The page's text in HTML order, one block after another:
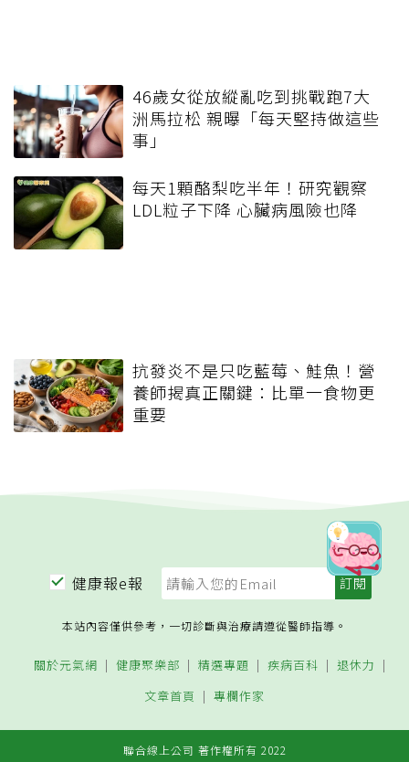
46歲女從放縱亂吃到挑戰跑7大
洲馬拉松 親曝「每天堅持做這些
事」
每天1顆酪梨吃半年！研究觀察
LDL粒子下降 心臟病風險也降
抗發炎不是只吃藍莓、鮭魚！營
養師揭真正關鍵：比單一食物更
重要
健康報e報
本站內容僅供參考，一切診斷與治療請遵從醫師指導。
關於元氣網 健康聚樂部 精選專題 疾病百科
退休力
文章首頁
專欄作家
聯合線上公司 著作權所有 2022